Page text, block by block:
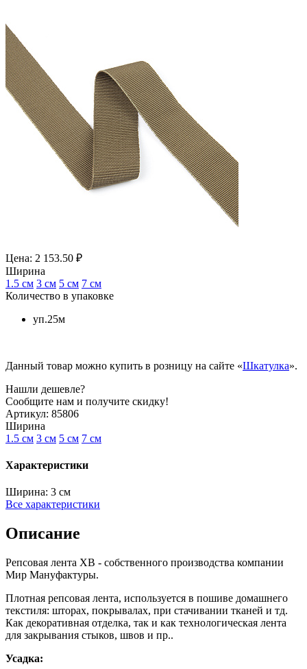
Цена: 2 153.50 ₽
Ширина
1.5 см 3 см 5 см 7 см
Количество в упаковке
уп.25м
Данный товар можно купить в розницу на сайте «Шкатулка».
Нашли дешевле?
Сообщите нам и получите скидку!
Артикул: 85806
Ширина
1.5 см 3 см 5 см 7 см
Характеристики
Ширина: 3 см
Все характеристики
Описание
Репсовая лента XB - собственного производства компании
Мир Мануфактуры.
Плотная репсовая лента, используется в пошиве домашнего
текстиля: шторах, покрывалах, при стачивании тканей и тд.
Как декоративная отделка, так и как технологическая лента
для закрывания стыков, швов и пр..
Усадка: